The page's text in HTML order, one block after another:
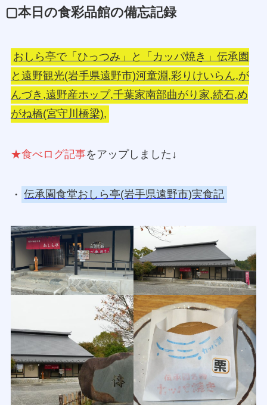
▢本日の食彩品館の備忘記録
おしら亭で「ひっつみ」と「カッパ焼き」伝承園
と遠野観光(岩手県遠野市)河童淵,彩りけいらん,が
んづき,遠野産ホップ,千葉家南部曲がり家,続石,め
がね橋(宮守川橋梁),
★食べログ記事をアップしました↓
・ 伝承園食堂おしら亭(岩手県遠野市)実食記